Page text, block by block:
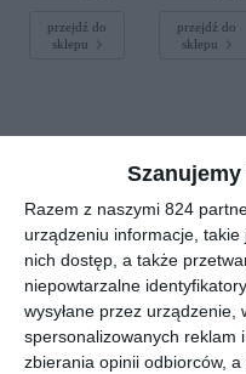
Razem z naszymi 824
urządzeniu informacje,
nich dostęp, a także
niepowtarzalne
wysyłane przez urządzenie,
spersonalizowanych reklam
zbierania opinii odbiorców,
przejdź do
sklepu
przejdź do
sklepu
DBYD
DBOT7000
PP00
29900
przejdź do
sklepu
RAY-BAN
0RX5418
2012
556
przejdź do
sklepu